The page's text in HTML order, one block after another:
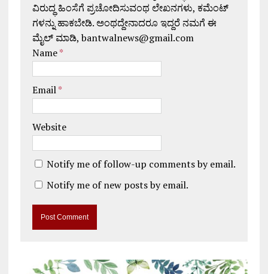
ವಿರುದ್ಧ ಹಿಂಸೆಗೆ ಪ್ರಚೋದಿಸುವಂಥ ಲೇಖನಗಳು, ಕಮೆಂಟ್
ಗಳನ್ನು ಹಾಕಬೇಡಿ. ಅಂಥದ್ದೇನಾದರೂ ಇದ್ದರೆ ನಮಗೆ ಈ
ಮೈಲ್ ಮಾಡಿ, bantwalnews@gmail.com
Name*
Email*
Website
Notify me of follow-up comments by email.
Notify me of new posts by email.
t